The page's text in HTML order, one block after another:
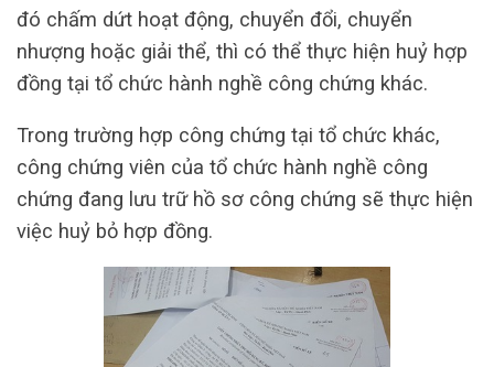
đó chấm dứt hoạt động, chuyển đổi, chuyển
nhượng hoặc giải thể, thì có thể thực hiện huỷ hợp
đồng tại tổ chức hành nghề công chứng khác.
Trong trường hợp công chứng tại tổ chức khác,
công chứng viên của tổ chức hành nghề công
chứng đang lưu trữ hồ sơ công chứng sẽ thực hiện
việc huỷ bỏ hợp đồng.